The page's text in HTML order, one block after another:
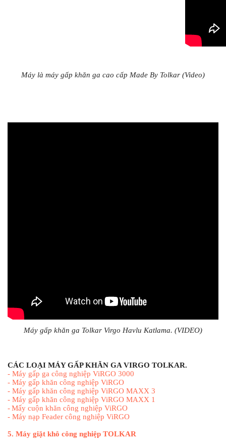
Máy là máy gấp khăn ga cao cấp Made By Tolkar (Video)
Máy gấp khăn ga Tolkar Virgo Havlu Katlama. (VIDEO)
CÁC LOẠI MÁY GẤP KHĂN GA VIRGO TOLKAR.
- Máy gấp ga công nghiệp ViRGO 3000
- Máy gấp khăn công nghiệp ViRGO
- Máy gấp khăn công nghiệp ViRGO MAXX 3
- Máy gấp khăn công nghiệp ViRGO MAXX 1
-Mấy cuộn khăn công nghiệp ViRGO
- Máy nạp Feader công nghiệp ViRGO
5. Máy giặt khô công nghiệp TOLKAR